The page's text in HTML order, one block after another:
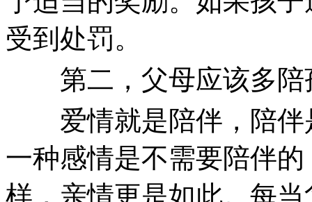
受到处罚。
第二，父母应该多陪
爱情就是陪伴，陪伴
一种感情是不需要陪伴
样，亲情更是如此。每